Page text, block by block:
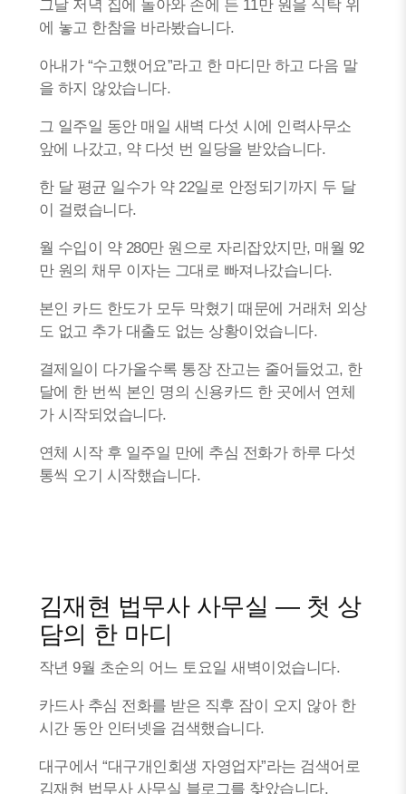
그날 저녁 집에 돌아와 손에 든 11만 원을 식탁 위
에 놓고 한참을 바라봤습니다.
아내가 “수고했어요”라고 한 마디만 하고 다음 말
을 하지 않았습니다.
그 일주일 동안 매일 새벽 다섯 시에 인력사무소
앞에 나갔고, 약 다섯 번 일당을 받았습니다.
한 달 평균 일수가 약 22일로 안정되기까지 두 달
이 걸렸습니다.
월 수입이 약 280만 원으로 자리잡았지만, 매월 92
만 원의 채무 이자는 그대로 빠져나갔습니다.
본인 카드 한도가 모두 막혔기 때문에 거래처 외상
도 없고 추가 대출도 없는 상황이었습니다.
결제일이 다가올수록 통장 잔고는 줄어들었고, 한
달에 한 번씩 본인 명의 신용카드 한 곳에서 연체
가 시작되었습니다.
연체 시작 후 일주일 만에 추심 전화가 하루 다섯
통씩 오기 시작했습니다.
김재현 법무사 사무실 — 첫 상
담의 한 마디
작년 9월 초순의 어느 토요일 새벽이었습니다.
카드사 추심 전화를 받은 직후 잠이 오지 않아 한
시간 동안 인터넷을 검색했습니다.
대구에서 “대구개인회생 자영업자”라는 검색어로
김재현 법무사 사무실 블로그를 찾았습니다.